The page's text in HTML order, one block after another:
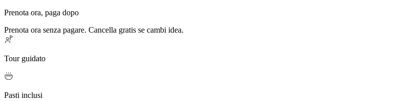
Prenota ora, paga dopo
Prenota ora senza pagare. Cancella gratis se cambi idea.
Tour guidato
Pasti inclusi